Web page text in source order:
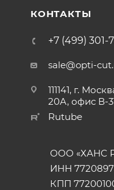
КОНТАКТЫ
+7 (499) 301-
sale@opti-
111141, г.
20А, офис В-
Rutube
ООО «ХАНС
ИНН
КПП